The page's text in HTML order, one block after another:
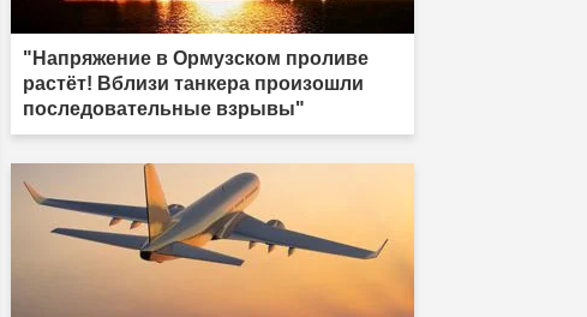
"Напряжение в Ормузском проливе
растёт! Вблизи танкера произошли
последовательные взрывы"